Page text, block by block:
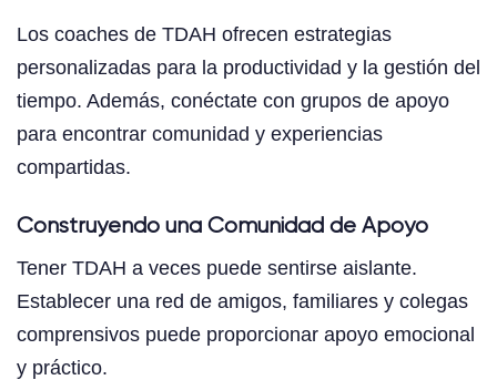
Los coaches de TDAH ofrecen estrategias
personalizadas para la productividad y la gestión del
tiempo. Además, conéctate con grupos de apoyo
para encontrar comunidad y experiencias
compartidas.
Construyendo una Comunidad de Apoyo
Tener TDAH a veces puede sentirse aislante.
Establecer una red de amigos, familiares y colegas
comprensivos puede proporcionar apoyo emocional
y práctico.